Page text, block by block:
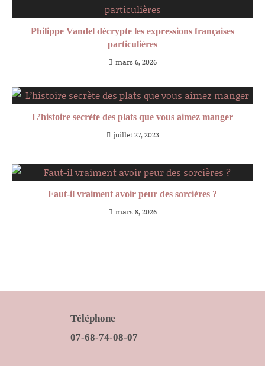
Philippe Vandel décrypte les expressions françaises
particulières
mars 6, 2026
L’histoire secrète des plats que vous aimez manger
juillet 27, 2023
Faut-il vraiment avoir peur des sorcières ?
mars 8, 2026
Téléphone
07-68-74-08-07